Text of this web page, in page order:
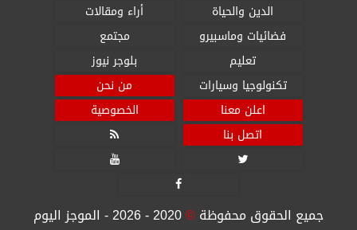
الدين والحياة
أراء ومقالات
فضائيات وماسبيرو
مجتمع
تعليم
بلوجر نيوز
تكنولوجيا وسيارات
من نحن
اعلن معنا
الخصوصية
اتصل بنا




جميع الحقوق محفوظة©